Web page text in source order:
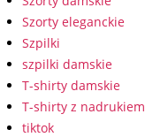
Szorty eleganckie
Szpilki
szpilki damskie
T-shirty damskie
T-shirty z nadrukiem
tiktok